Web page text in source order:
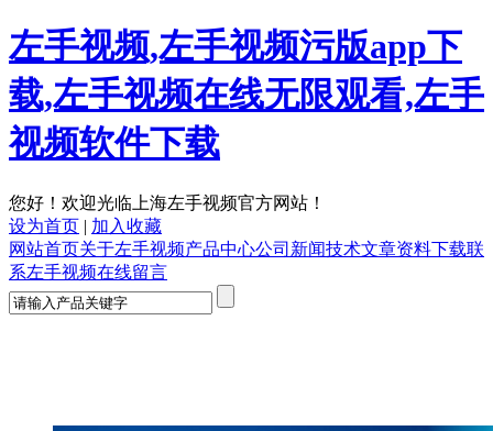
左手视频,左手视频污版app下
载,左手视频在线无限观看,左手
视频软件下载
您好！欢迎光临上海左手视频官方网站！
设为首页 | 加入收藏
网站首页关于左手视频产品中心公司新闻技术文章资料下载联
系左手视频在线留言